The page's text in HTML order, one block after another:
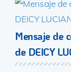
Mensaje de
de DEICY